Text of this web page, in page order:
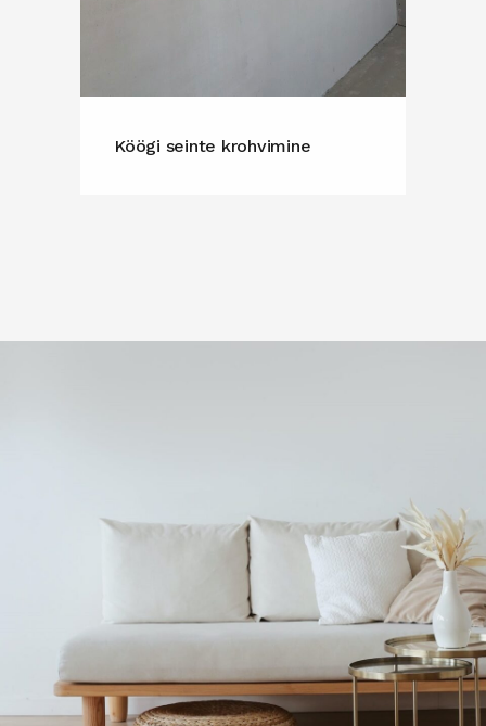
Köögi seinte krohvimine